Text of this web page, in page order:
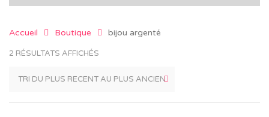
Accueil Boutique bijou argenté
2 RÉSULTATS AFFICHÉS